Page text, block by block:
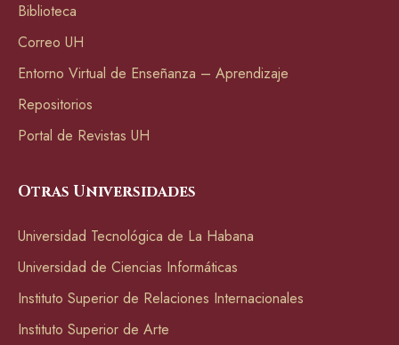
Biblioteca
Correo UH
Entorno Virtual de Enseñanza – Aprendizaje
Repositorios
Portal de Revistas UH
Otras Universidades
Universidad Tecnológica de La Habana
Universidad de Ciencias Informáticas
Instituto Superior de Relaciones Internacionales
Instituto Superior de Arte